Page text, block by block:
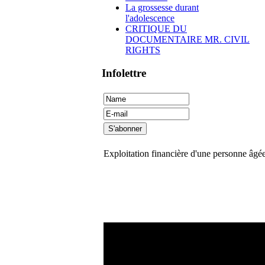
La grossesse durant
l'adolescence
CRITIQUE DU
DOCUMENTAIRE MR. CIVIL
RIGHTS
Infolettre
Exploitation financière d'une personne